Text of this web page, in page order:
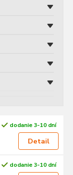
dodanie 3-10 dní
Detail
dodanie 3-10 dní